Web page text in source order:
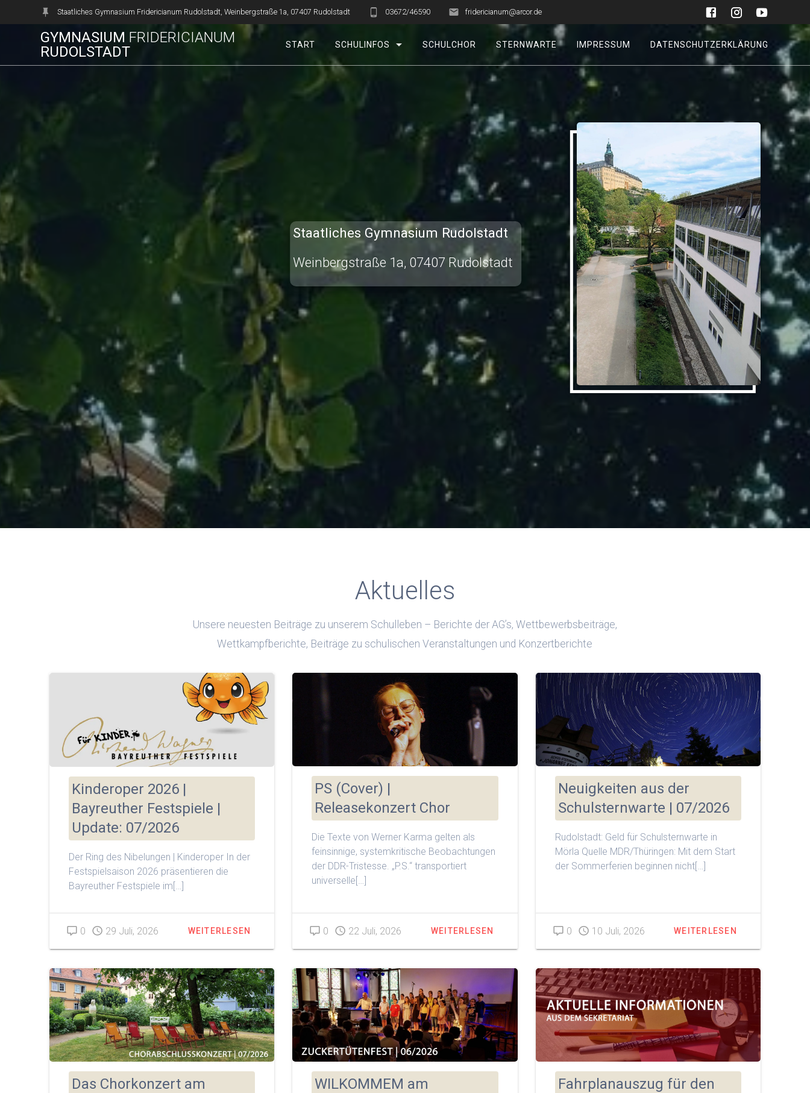
Staatliches Gymnasium Fridericianum Rudolstadt, Weinbergstraße 1a, 07407 Rudolstadt 03672/46590 fridericianum@arcor.de
GYMNASIUM FRIDERICIANUM
RUDOLSTADT
START SCHULINFOS SCHULCHOR STERNWARTE IMPRESSUM DATENSCHUTZERKLÄRUNG
Staatliches Gymnasium Rudolstadt
Weinbergstraße 1a, 07407 Rudolstadt
Aktuelles
Unsere neuesten Beiträge zu unserem Schulleben – Berichte der AG’s, Wettbewerbsbeiträge,
Wettkampfberichte, Beiträge zu schulischen Veranstaltungen und Konzertberichte
Kinderoper 2026 |
Bayreuther Festspiele |
Update: 07/2026
Der Ring des Nibelungen | Kinderoper In der
Festspielsaison 2026 präsentieren die
Bayreuther Festspiele im[…]
0 29 Juli, 2026 WEITERLESEN
PS (Cover) |
Releasekonzert Chor
Die Texte von Werner Karma gelten als
feinsinnige, systemkritische Beobachtungen
der DDR-Tristesse. „P.S.“ transportiert
universelle[…]
0 22 Juli, 2026 WEITERLESEN
Neuigkeiten aus der
Schulsternwarte | 07/2026
Rudolstadt: Geld für Schulsternwarte in
Mörla Quelle MDR/Thüringen: Mit dem Start
der Sommerferien beginnen nicht[…]
0 10 Juli, 2026 WEITERLESEN
Das Chorkonzert am
WILKOMMEM am
Fahrplanauszug für den